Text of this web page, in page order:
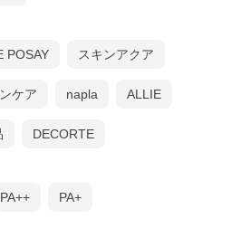
POSAY スキンアクア
ケア napla ALLIE
DECORTE
PA++ PA+